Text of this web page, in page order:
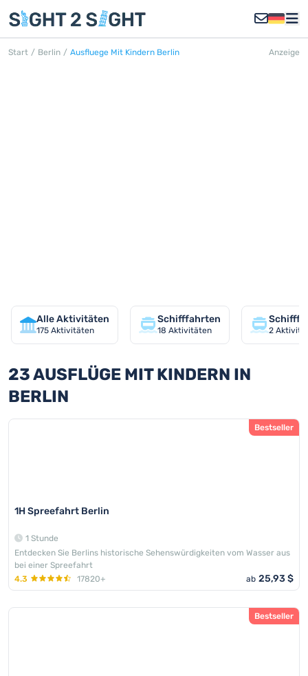
Start / Berlin / Ausfluege Mit Kindern Berlin Anzeige
Alle Aktivitäten
175 Aktivitäten
Schifffahrten
18 Aktivitäten 2
23 AUSFLÜGE MIT KINDERN IN
BERLIN
Bestseller
1H Spreefahrt Berlin
1 Stunde
Entdecken Sie Berlins historische Sehenswürdigkeiten vom Wasser aus
bei einer Spreefahrt
4.3
17820+ ab 25,93 $
Bestseller